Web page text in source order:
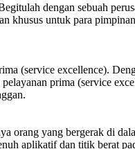
dengan sebuah
khusus untuk para
(service excellence).
prima (service
orang yang bergerak di
aplikatif dan titik berat